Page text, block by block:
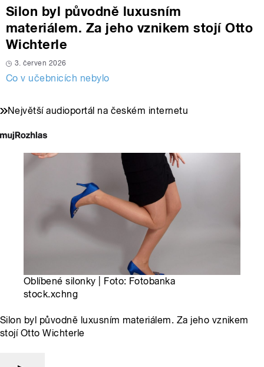
Silon byl původně luxusním
materiálem. Za jeho vznikem stojí Otto
Wichterle
3. červen 2026
Co v učebnicích nebylo
Největší audioportál na českém internetu
Oblíbené silonky | Foto: Fotobanka
stock.xchng
Silon byl původně luxusním materiálem. Za jeho vznikem
stojí Otto Wichterle